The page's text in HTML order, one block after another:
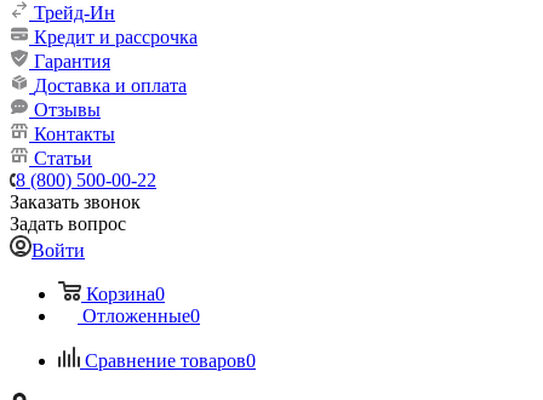
Трейд-Ин
Кредит и рассрочка
Гарантия
Доставка и оплата
Отзывы
Контакты
Статьи
8 (800) 500-00-22
Заказать звонок
Задать вопрос
Войти
Корзина0
Отложенные0
Сравнение товаров0